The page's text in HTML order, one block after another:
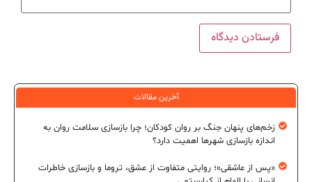
آخرین مقالات
زخم‌های پنهان جنگ بر روان کودکان؛ چرا بازسازی سلامت روان به
اندازه بازسازی شهرها اهمیت دارد؟
«پس از عاشقی»؛ روایتی متفاوت از عشق، تروما و بازسازی خاطرات